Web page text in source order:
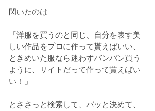
閃いたのは
「洋服を買うのと同じ、自分を表す美
しい作品をプロに作って貰えばいい、
ときめいた服なら迷わずバンバン買う
ように、サイトだって作って貰えばい
い！」
とささっと検索して、パッと決めて、